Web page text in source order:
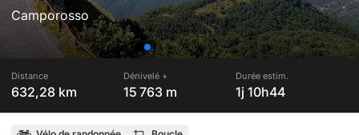
Camporosso
Distance
632,28 km
Dénivelé +
15 763 m
Durée estim.
1j 10h44